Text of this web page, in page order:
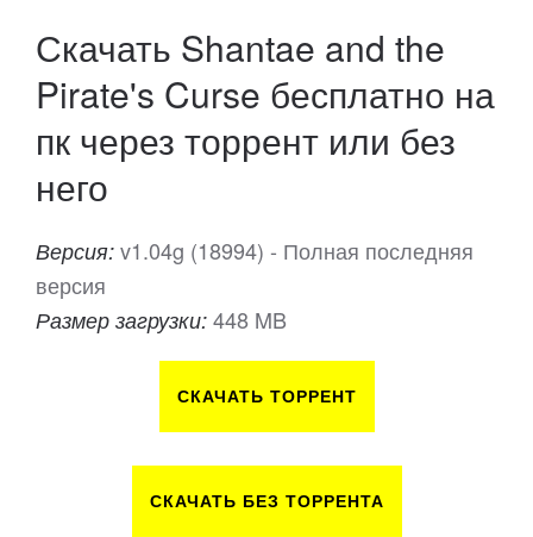
Скачать Shantae and the
Pirate's Curse бесплатно на
пк через торрент или без
него
Версия: v1.04g (18994) - Полная последняя
версия
Размер загрузки: 448 MB
СКАЧАТЬ ТОРРЕНТ
СКАЧАТЬ БЕЗ ТОРРЕНТА